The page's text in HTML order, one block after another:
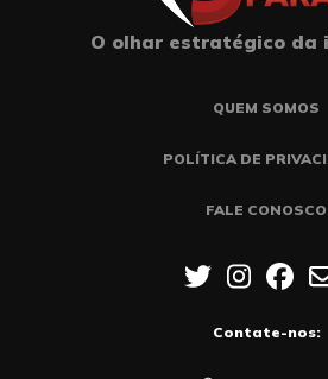
O olhar estratégico da
QUEM SOMOS
POLÍTICA DE
FALE CONOSCO
Contate-nos: